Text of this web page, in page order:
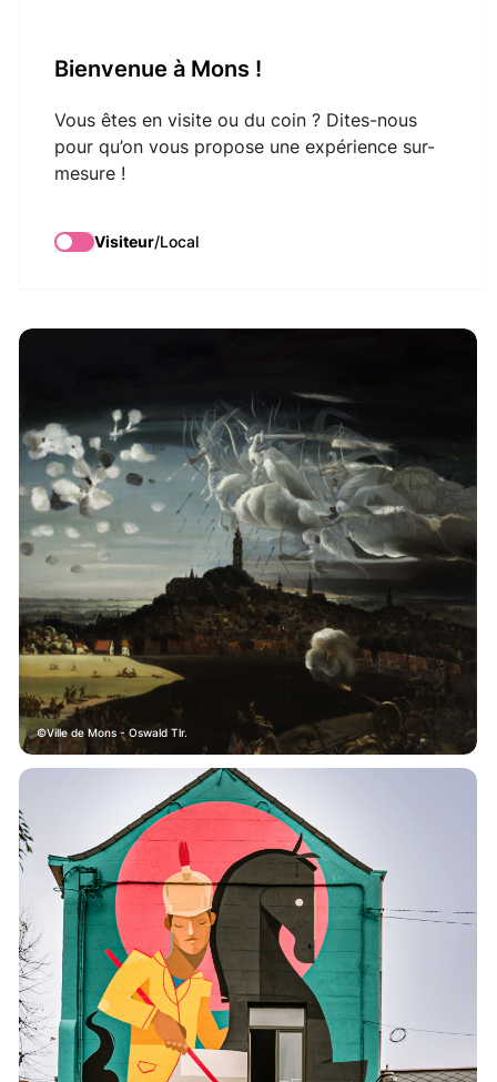
Bienvenue à Mons !
Vous êtes en visite ou du coin ? Dites-nous
pour qu’on vous propose une expérience sur-
mesure !
Visiteur/Local
Visite guidée: Mons,
Mythes et Légendes
Ville de Mons - Oswald Tlr.